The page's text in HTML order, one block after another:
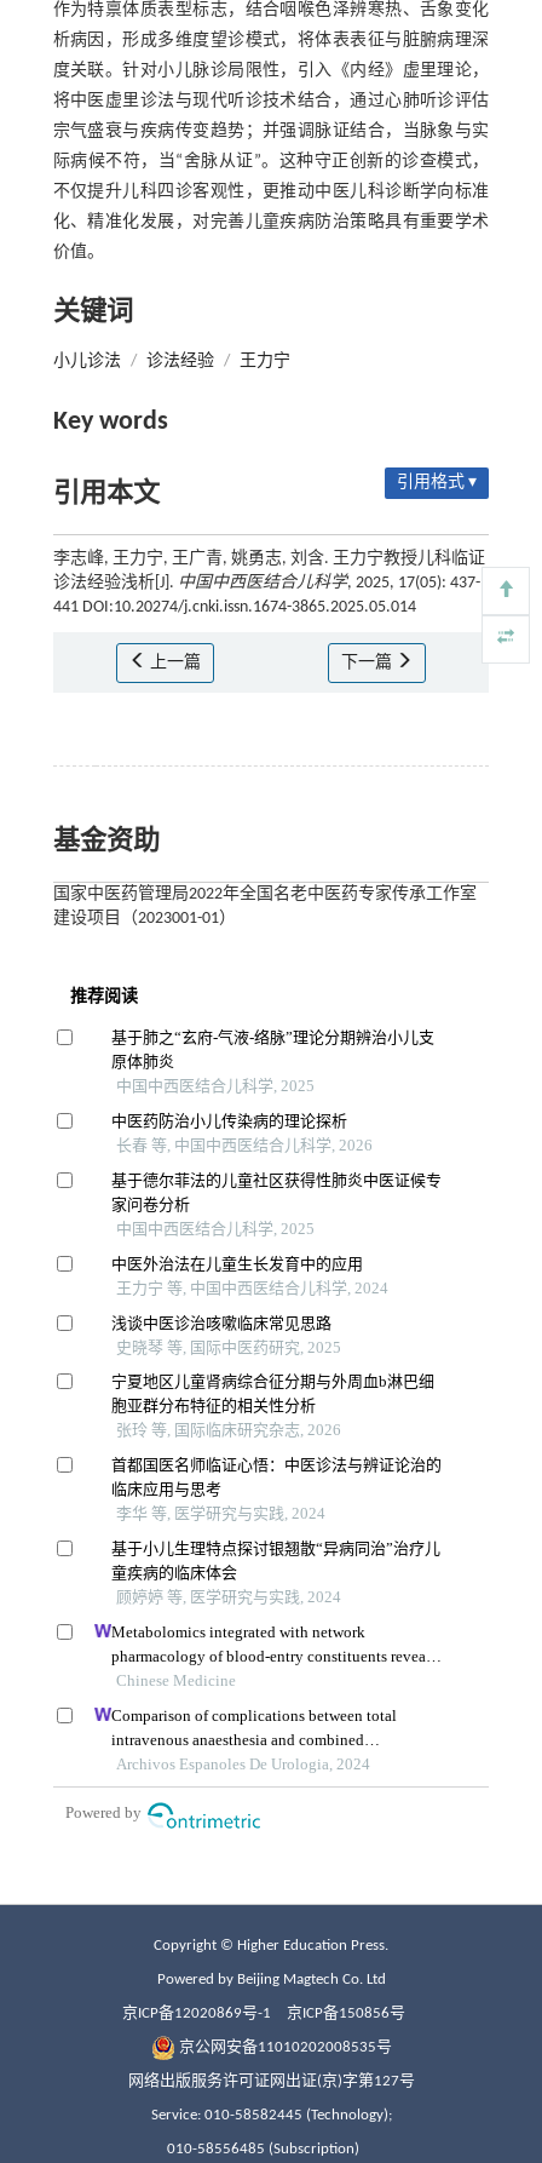
作为特禀体质表型标志，结合咽喉色泽辨寒热、舌象变化
析病因，形成多维度望诊模式，将体表表征与脏腑病理深
度关联。针对小儿脉诊局限性，引入《内经》虚里理论，
将中医虚里诊法与现代听诊技术结合，通过心肺听诊评估
宗气盛衰与疾病传变趋势；并强调脉证结合，当脉象与实
际病候不符，当“舍脉从证”。这种守正创新的诊查模式，
不仅提升儿科四诊客观性，更推动中医儿科诊断学向标准
化、精准化发展，对完善儿童疾病防治策略具有重要学术
价值。
关键词
小儿诊法 / 诊法经验 / 王力宁
Key words
引用本文 引用格式 ▾
李志峰, 王力宁, 王广青, 姚勇志, 刘含. 王力宁教授儿科临证
诊法经验浅析[J]. 中国中西医结合儿科学, 2025, 17(05): 437-
441 DOI:10.20274/j.cnki.issn.1674-3865.2025.05.014
上一篇 下一篇
基金资助
国家中医药管理局2022年全国名老中医药专家传承工作室
建设项目（2023001-01）
Copyright © Higher Education Press.
Powered by Beijing Magtech Co. Ltd
京ICP备12020869号-1 京ICP备150856号
京公网安备11010202008535号
网络出版服务许可证网出证(京)字第127号
Service: 010-58582445 (Technology);
010-58556485 (Subscription)